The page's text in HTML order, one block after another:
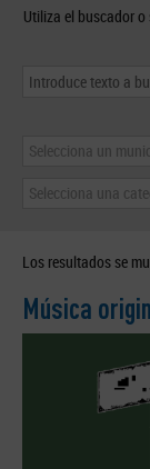
Utiliza el buscador
Selecciona un
Selecciona una
Los resultados se
Música